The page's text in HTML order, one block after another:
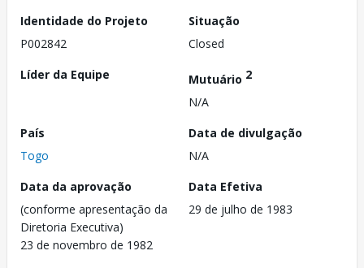
Identidade do Projeto
P002842
Situação
Closed
Líder da Equipe
Mutuário 2
N/A
País
Togo
Data de divulgação
N/A
Data da aprovação
(conforme apresentação da
Diretoria Executiva)
23 de novembro de 1982
Data Efetiva
29 de julho de 1983